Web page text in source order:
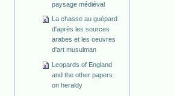
paysage médiéval
La chasse au guépard
d'après les sources
arabes et les oeuvres
d'art musulman
Leopards of England
and the other papers
on heraldy